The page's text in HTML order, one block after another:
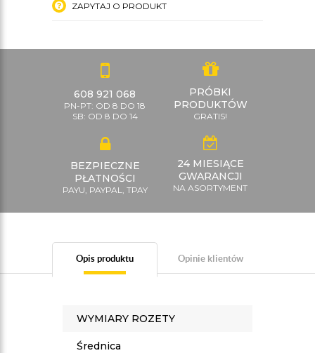
ZAPYTAJ O PRODUKT
608 921 068
PN-PT: OD 8 DO 18
SB: OD 8 DO 14
PRÓBKI
PRODUKTÓW
GRATIS!
BEZPIECZNE
PŁATNOŚCI
PAYU, PAYPAL, TPAY
24 MIESIĄCE
GWARANCJI
NA ASORTYMENT
Opis produktu Opinie klientów
WYMIARY ROZETY
Średnica